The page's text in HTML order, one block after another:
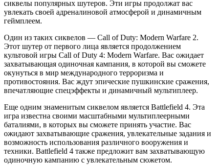
сиквелы популярных шутеров. Эти игры продолжат вас
увлекать своей адреналиновой атмосферой и динамичным
геймплеем.
Один из таких сиквелов — Call of Duty: Modern Warfare 2.
Этот шутер от первого лица является продолжением
культовой игры Call of Duty 4: Modern Warfare. Вас ожидает
захватывающая одиночная кампания, в которой вы сможете
окунуться в мир международного терроризма и
противостояния. Вас ждут эпические пушкинские сражения,
впечатляющие спецэффекты и динамичный мультиплеер.
Еще одним знаменитым сиквелом является Battlefield 4. Эта
игра известна своими масштабными мультиплеерными
баталиями, в которых вы сможете принять участие. Вас
ожидают захватывающие сражения, увлекательные задания и
возможность использования различного вооружения и
техники. Battlefield 4 также предложит вам захватывающую
одиночную кампанию с увлекательным сюжетом.